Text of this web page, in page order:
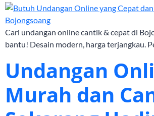
Cari undangan online cantik & cepat di
bantu! Desain modern, harga terjangkau.
Undangan
Murah dan